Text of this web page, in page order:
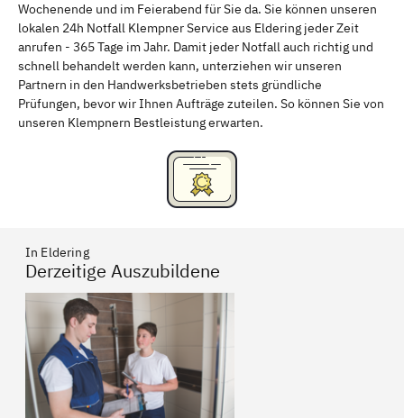
Schweinfurt Passau
Freising Rudelsdorf, Mittelfranken
Wochenende und im Feierabend für Sie da. Sie können unseren
lokalen 24h Notfall Klempner Service aus Eldering jeder Zeit
anrufen - 365 Tage im Jahr. Damit jeder Notfall auch richtig und
schnell behandelt werden kann, unterziehen wir unseren
Partnern in den Handwerksbetrieben stets gründliche
Prüfungen, bevor wir Ihnen Aufträge zuteilen. So können Sie von
unseren Klempnern Bestleistung erwarten.
In Eldering
Derzeitige Auszubildene